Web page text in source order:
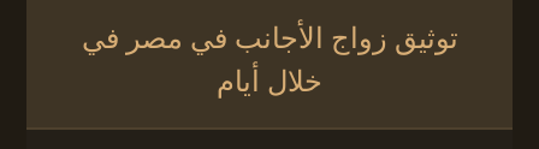
توثيق زواج الأجانب في مصر في
خلال أيام